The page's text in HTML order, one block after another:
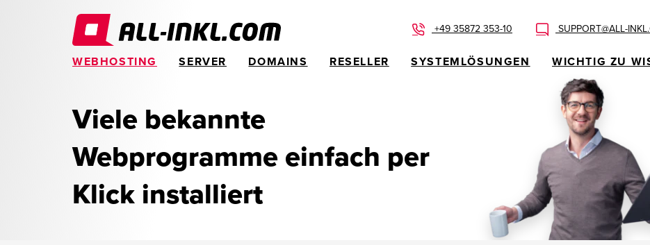
+49 35872 353-10 SUPPORT@ALL-
WEBHOSTING SERVER DOMAINS RESELLER SYSTEMLÖSUNGEN WICHTIG ZU
Viele bekannte
Webprogramme einfach per
Klick installiert